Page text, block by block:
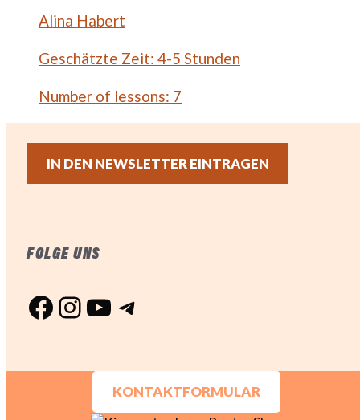
Alina Habert
Geschätzte Zeit: 4-5 Stunden
Number of lessons: 7
IN DEN NEWSLETTER EINTRAGEN
FOLGE UNS
Facebook
Instagram
YouTube
Telegram
KONTAKTFORMULAR